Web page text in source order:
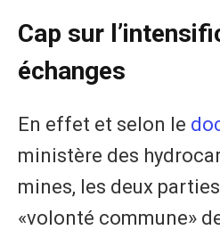
Cap sur
échanges
En effet et selon le
ministère des
mines, les deux
«volonté commune»